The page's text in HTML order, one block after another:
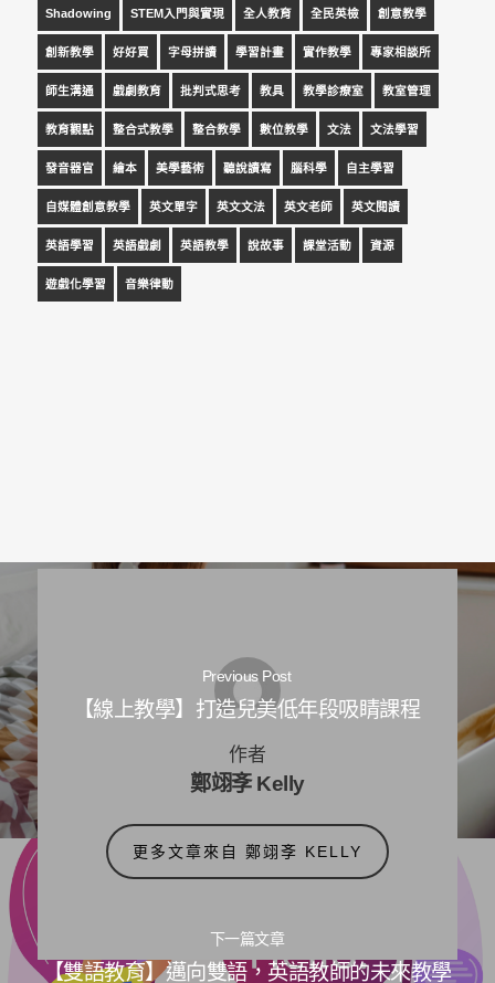
Shadowing STEM入門與實現 全人教育 全民英檢 創意教學
創新教學 好好買 字母拼讀 學習計畫 實作教學 專家相談所
師生溝通 戲劇教育 批判式思考 教具 教學診療室 教室管理
教育觀點 整合式教學 整合教學 數位教學 文法 文法學習
發音器官 繪本 美學藝術 聽說讀寫 腦科學 自主學習
自媒體創意教學 英文單字 英文文法 英文老師 英文閱讀
英語學習 英語戲劇 英語教學 說故事 課堂活動 資源
遊戲化學習 音樂律動
Previous Post
【線上教學】打造兒美低年段吸睛課程
下一篇文章
【雙語教育】邁向雙語，英語教師的未來教學
作者
鄭翊斈 Kelly
更多文章來自 鄭翊斈 KELLY